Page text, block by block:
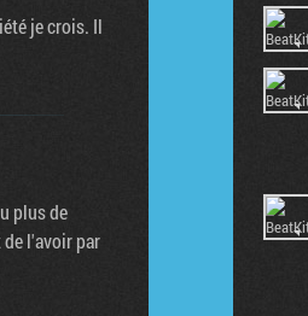
je crois. Il
plus de
l'avoir par